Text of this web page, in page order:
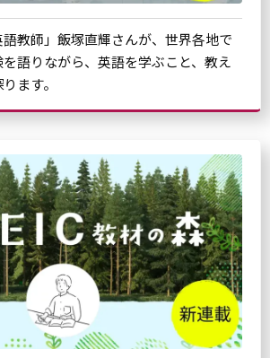
語教師」飯塚直輝さんが、世界各地で
語りながら、英語を学ぶこと、教え
ます。